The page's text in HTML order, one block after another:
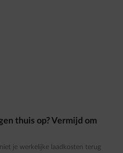
thuis op? Vermijd om
je werkelijke laadkosten terug